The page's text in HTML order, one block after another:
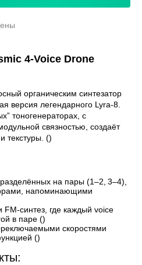
4‑Voice Drone
органическим синтезатор
версия легендарного Lyra‑8.
тоногенераторах, с
связностью, создаёт
текстуры. ()
, разделённых на пары (1–2, 3–4),
напоминающими
FM‑синтез, где каждый voice
в паре ()
скоростями
()